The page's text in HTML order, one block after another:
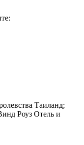
Таиланд;
Роуз Отель и